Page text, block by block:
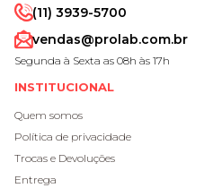
(11) 3939-5700
vendas@prolab.com.br
Segunda à Sexta as 08h às 17h
INSTITUCIONAL
Quem somos
Política de privacidade
Trocas e Devoluções
Entrega